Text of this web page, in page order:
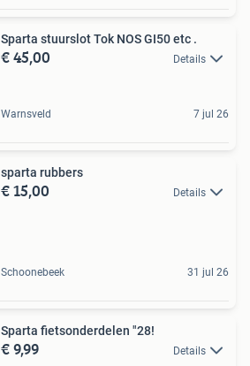
Sparta stuurslot Tok NOS GI50 etc .
€ 45,00 Details
Warnsveld 7 jul 26
sparta rubbers
€ 15,00 Details
Schoonebeek 31 jul 26
Sparta fietsonderdelen "28!
€ 9,99 Details